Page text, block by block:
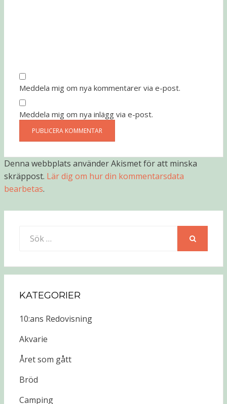
Meddela mig om nya kommentarer via e-post.
Meddela mig om nya inlägg via e-post.
Denna webbplats använder Akismet för att minska
skräppost. Lär dig om hur din kommentarsdata
bearbetas.
efter:
KATEGORIER
10:ans Redovisning
Akvarie
Året som gått
Bröd
Camping